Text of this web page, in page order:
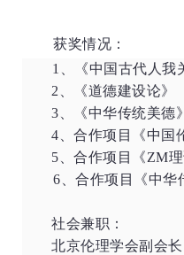
获奖情况：
1
、《中国古代人
2、《道德建设论》
3、《中华传统美德
4、合作项目《中国
5、合作项目《ZM
6 、合作项目《中
社会兼职：
北京伦理学会副会长